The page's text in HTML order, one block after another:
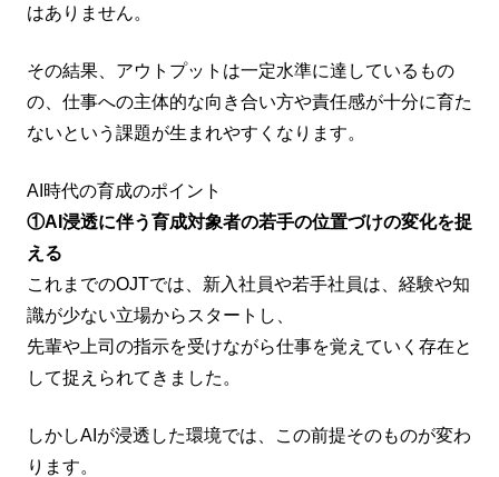
はありません。
その結果、アウトプットは一定水準に達しているもの
の、仕事への主体的な向き合い方や責任感が十分に育た
ないという課題が生まれやすくなります。
AI時代の育成のポイント
①AI浸透に伴う育成対象者の若手の位置づけの変化を捉
える
これまでのOJTでは、新入社員や若手社員は、経験や知
識が少ない立場からスタートし、
先輩や上司の指示を受けながら仕事を覚えていく存在と
して捉えられてきました。
しかしAIが浸透した環境では、この前提そのものが変わ
ります。